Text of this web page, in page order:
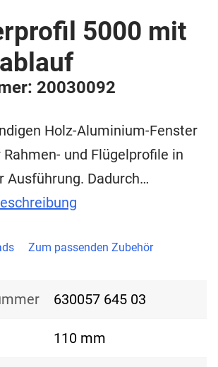
5000 mit
20030092
Holz-Aluminium-Fenster
und Flügelprofile in
Ausführung. Dadurch…
Zum passenden Zubehör
630057 645 03
110 mm